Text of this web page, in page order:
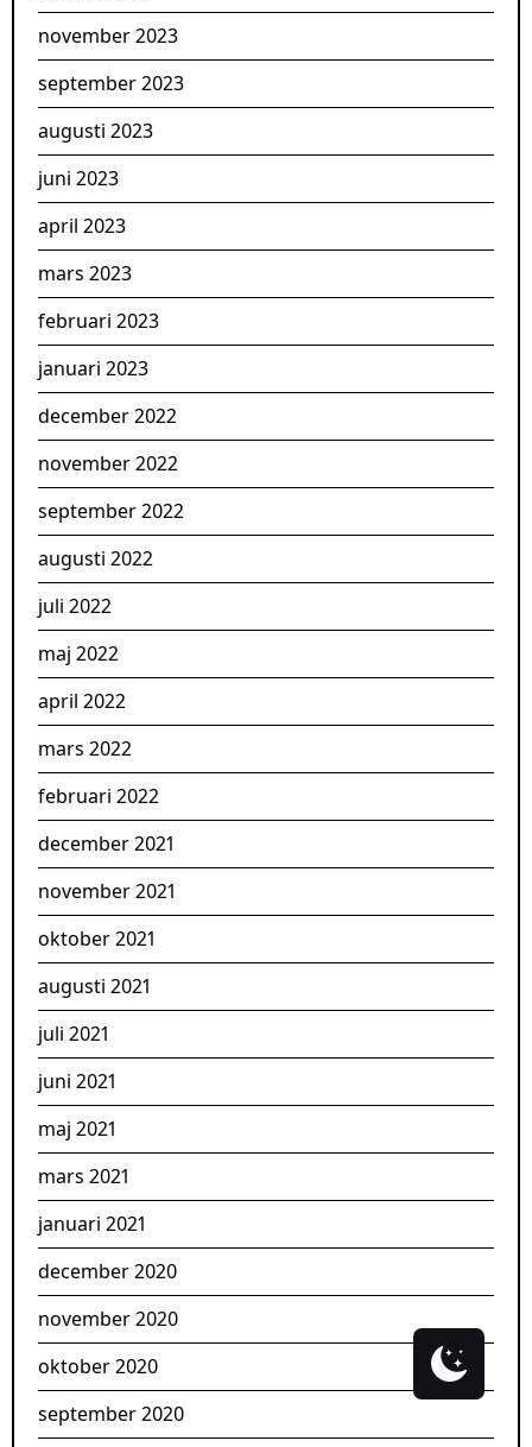
november 2023
september 2023
augusti 2023
juni 2023
april 2023
mars 2023
februari 2023
januari 2023
december 2022
november 2022
september 2022
augusti 2022
juli 2022
maj 2022
april 2022
mars 2022
februari 2022
december 2021
november 2021
oktober 2021
augusti 2021
juli 2021
juni 2021
maj 2021
mars 2021
januari 2021
december 2020
november 2020
oktober 2020
september 2020